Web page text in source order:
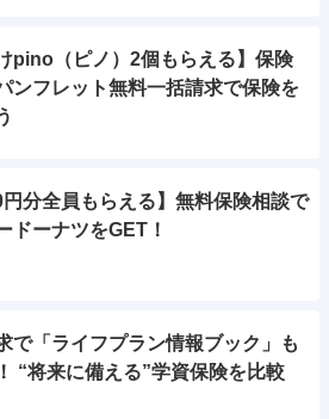
pino（ピノ）2個もらえる】保険
ンフレット無料一括請求で保険を
円分全員もらえる】無料保険相談で
ドーナツをGET！
で「ライフプラン情報ブック」も
“将来に備える”学資保険を比較